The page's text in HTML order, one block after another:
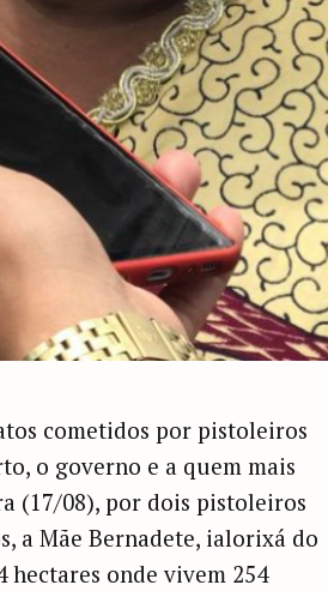
cometidos por pistoleiros
o governo e a quem mais
(17/08), por dois pistoleiros
a Mãe Bernadete, ialorixá do
hectares onde vivem 254